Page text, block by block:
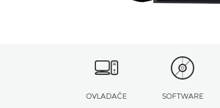
OVLADAČE SOFTWARE